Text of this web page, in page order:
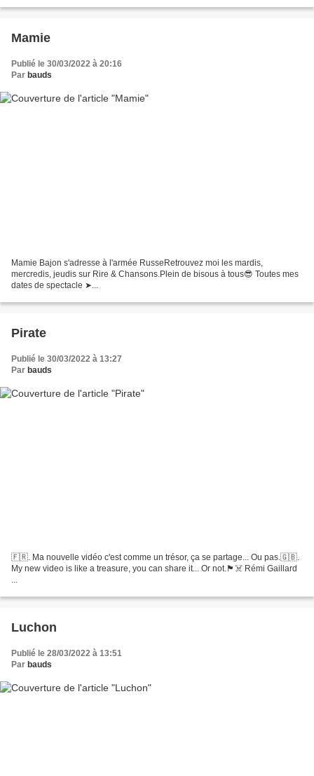
Mamie
Publié le 30/03/2022 à 20:16
Par bauds
Mamie Bajon s'adresse à l'armée RusseRetrouvez moi les mardis,
mercredis, jeudis sur Rire & Chansons.Plein de bisous à tous😎 Toutes mes
dates de spectacle ➤...
Pirate
Publié le 30/03/2022 à 13:27
Par bauds
🇫🇷. Ma nouvelle vidéo c'est comme un trésor, ça se partage... Ou pas.🇬🇧.
My new video is like a treasure, you can share it... Or not.🏴‍☠️ Rémi Gaillard
...
Luchon
Publié le 28/03/2022 à 13:51
Par bauds